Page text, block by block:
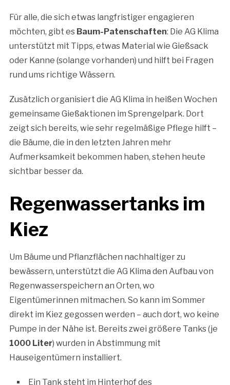
Für alle, die sich etwas langfristiger engagieren
möchten, gibt es Baum-Patenschaften: Die AG Klima
unterstützt mit Tipps, etwas Material wie Gießsack
oder Kanne (solange vorhanden) und hilft bei Fragen
rund ums richtige Wässern.
Zusätzlich organisiert die AG Klima in heißen Wochen
gemeinsame Gießaktionen im Sprengelpark. Dort
zeigt sich bereits, wie sehr regelmäßige Pflege hilft –
die Bäume, die in den letzten Jahren mehr
Aufmerksamkeit bekommen haben, stehen heute
sichtbar besser da.
Regenwassertanks im
Kiez
Um Bäume und Pflanzflächen nachhaltiger zu
bewässern, unterstützt die AG Klima den Aufbau von
Regenwasserspeichern an Orten, wo
Eigentümerinnen mitmachen. So kann im Sommer
direkt im Kiez gegossen werden – auch dort, wo keine
Pumpe in der Nähe ist. Bereits zwei größere Tanks (je
1000 Liter) wurden in Abstimmung mit
Hauseigentümern installiert.
Ein Tank steht im Hinterhof des